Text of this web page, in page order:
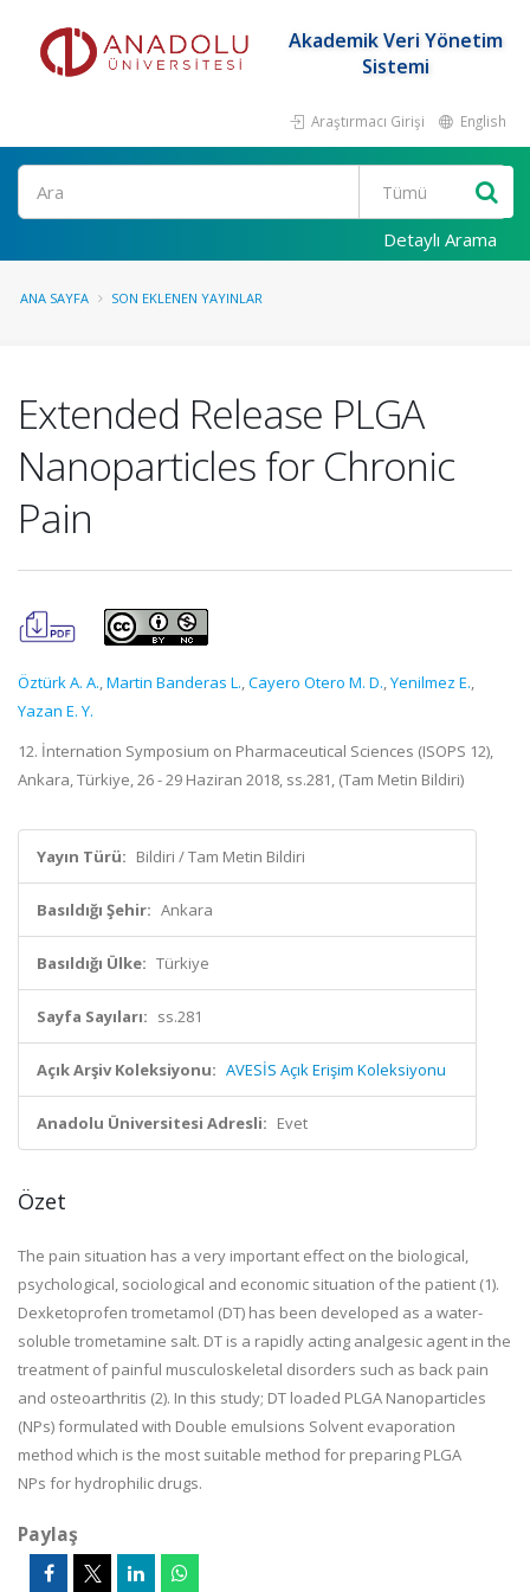
Akademik Veri Yönetim
Sistemi
Araştırmacı Girişi English
Ara
Detaylı Arama
ANA SAYFA SON EKLENEN YAYINLAR
Extended Release PLGA
Nanoparticles for Chronic
Pain
Öztürk A. A.,Martin Banderas L.,Cayero Otero M. D.,Yenilmez E.,
Yazan E. Y.
12. İnternation Symposium on Pharmaceutical Sciences (ISOPS 12),
Ankara, Türkiye, 26 - 29 Haziran 2018, ss.281, (Tam Metin Bildiri)
Yayın Türü: Bildiri / Tam Metin Bildiri
Basıldığı Şehir: Ankara
Basıldığı Ülke: Türkiye
Sayfa Sayıları: ss.281
Açık Arşiv Koleksiyonu: AVESİS Açık Erişim Koleksiyonu
Anadolu Üniversitesi Adresli: Evet
Özet
The pain situation has a very important effect on the biological,
psychological, sociological and economic situation of the patient (1).
Dexketoprofen trometamol (DT) has been developed as a water-
soluble trometamine salt. DT is a rapidly acting analgesic agent in the
treatment of painful musculoskeletal disorders such as back pain
and osteoarthritis (2). In this study; DT loaded PLGA Nanoparticles
(NPs) formulated with Double emulsions Solvent evaporation
method which is the most suitable method for preparing PLGA
NPs for hydrophilic drugs.
Paylaş